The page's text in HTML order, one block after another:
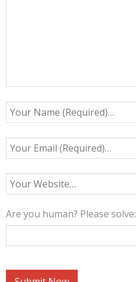
Are you human? Please solve: